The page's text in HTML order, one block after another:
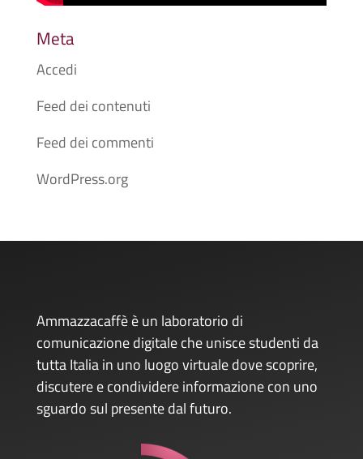
Meta
Accedi
Feed dei contenuti
Feed dei commenti
WordPress.org
Ammazzacaffè è un laboratorio di
comunicazione digitale che unisce studenti da
tutta Italia in uno luogo virtuale dove scoprire,
discutere e condividere informazione con uno
sguardo sul presente dal futuro.